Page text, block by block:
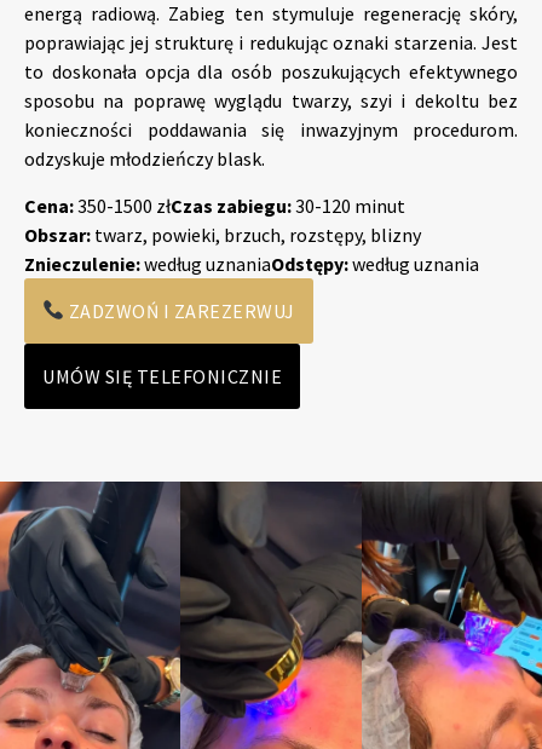
energą radiową. Zabieg ten stymuluje regenerację skóry,
poprawiając jej strukturę i redukując oznaki starzenia. Jest
to doskonała opcja dla osób poszukujących efektywnego
sposobu na poprawę wyglądu twarzy, szyi i dekoltu bez
konieczności poddawania się inwazyjnym procedurom.
odzyskuje młodzieńczy blask.
Cena:350-1500 złCzas zabiegu:30-120 minut
Obszar: twarz, powieki, brzuch, rozstępy, blizny
Znieczulenie:według uznaniaOdstępy:według uznania
ZADZWOŃ I ZAREZERWUJ
UMÓW SIĘ TELEFONICZNIE